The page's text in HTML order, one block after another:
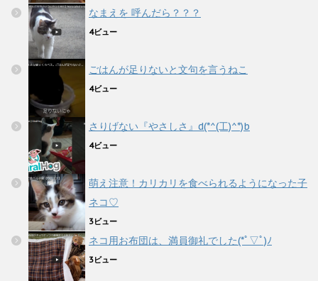
なまえを 呼んだら？？？
4ビュー
ごはんが足りないと文句を言うねこ
4ビュー
さりげない『やさしさ』d(*^(工)^*)b
4ビュー
萌え注意！カリカリを食べられるようになった子
ネコ♡
3ビュー
ネコ用お布団は、満員御礼でした(*ﾟ▽ﾟ)ﾉ
3ビュー